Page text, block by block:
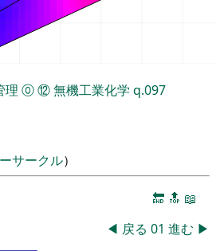
理 ⓪⑫無機工業化学 q.097
サークル）
🔚 🔝 📖
◀ 戻る 01 進む ▶